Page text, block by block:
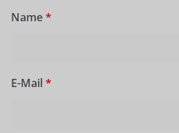
Name*
E-Mail *